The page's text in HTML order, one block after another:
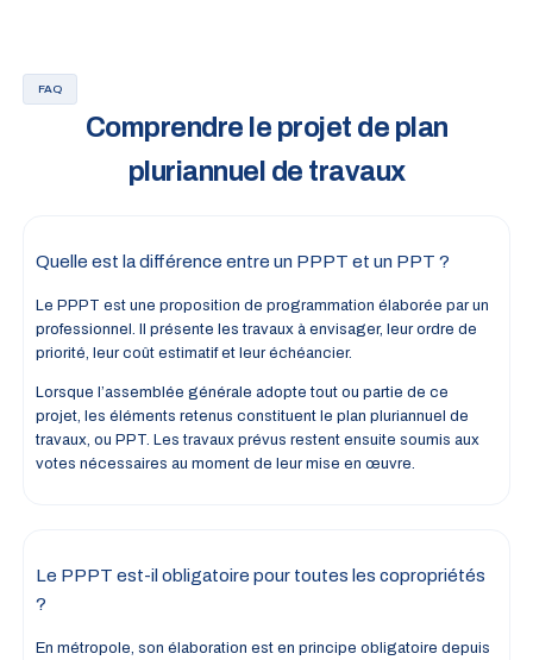
FAQ
Comprendre le projet de plan
pluriannuel de travaux
Quelle est la différence entre un PPPT et un PPT ?
Le PPPT est une proposition de programmation élaborée par un
professionnel. Il présente les travaux à envisager, leur ordre de
priorité, leur coût estimatif et leur échéancier.
Lorsque l’assemblée générale adopte tout ou partie de ce
projet, les éléments retenus constituent le plan pluriannuel de
travaux, ou PPT. Les travaux prévus restent ensuite soumis aux
votes nécessaires au moment de leur mise en œuvre.
Le PPPT est-il obligatoire pour toutes les copropriétés
?
En métropole, son élaboration est en principe obligatoire depuis